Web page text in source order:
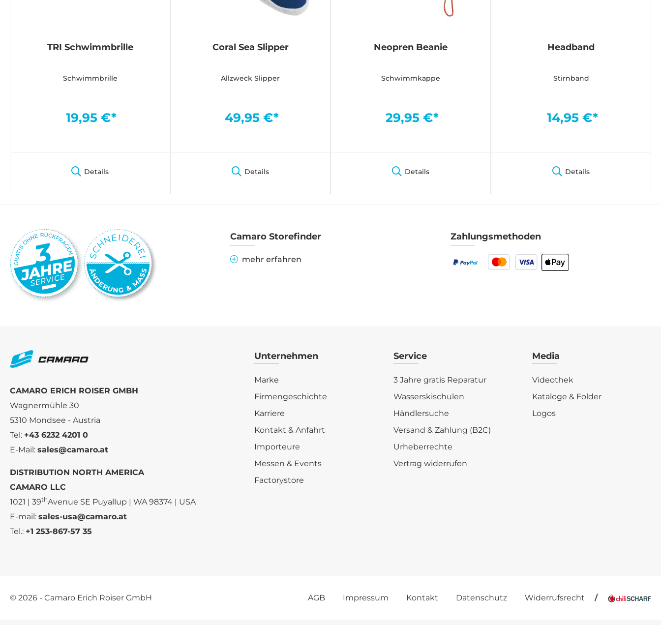
TRI Schwimmbrille
Schwimmbrille
19,95 €*
Details
Coral Sea Slipper
Allzweck Slipper
49,95 €*
Details
Neopren Beanie
Schwimmkappe
29,95 €*
Details
Headband
Stirnband
14,95 €*
Details
Camaro Storefinder
mehr erfahren
Zahlungsmethoden
CAMARO ERICH ROISER GMBH
Wagnermühle 30
5310 Mondsee - Austria
Tel: +43 6232 4201 0
E-Mail: sales@camaro.at
DISTRIBUTION NORTH AMERICA
CAMARO LLC
1021 | 39thAvenue SE Puyallup | WA 98374 | USA
E-mail: sales-usa@camaro.at
Tel.: +1 253-867-57 35
Unternehmen
Marke
Firmengeschichte
Karriere
Kontakt & Anfahrt
Importeure
Messen & Events
Factorystore
Service
3 Jahre gratis Reparatur
Wasserskischulen
Händlersuche
Versand & Zahlung (B2C)
Urheberrechte
Vertrag widerrufen
Media
Videothek
Kataloge & Folder
Logos
© 2026 - Camaro Erich Roiser GmbH AGB Impressum Kontakt Datenschutz Widerrufsrecht